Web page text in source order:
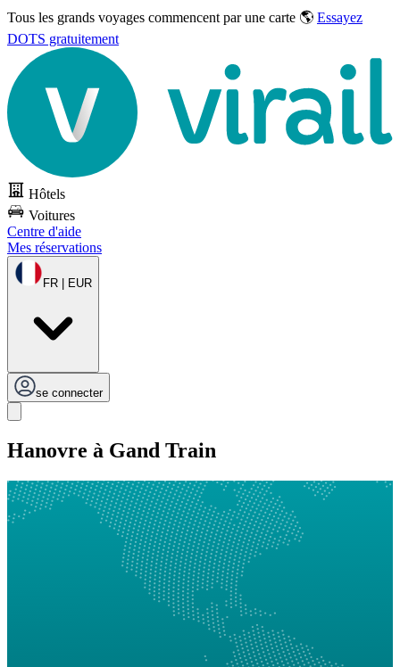
Tous les grands voyages commencent par une carte 🌎 Essayez
DOTS gratuitement
Hôtels
Voitures
Centre d'aide
Mes réservations
FR | EUR
se connecter
Hanovre à Gand Train